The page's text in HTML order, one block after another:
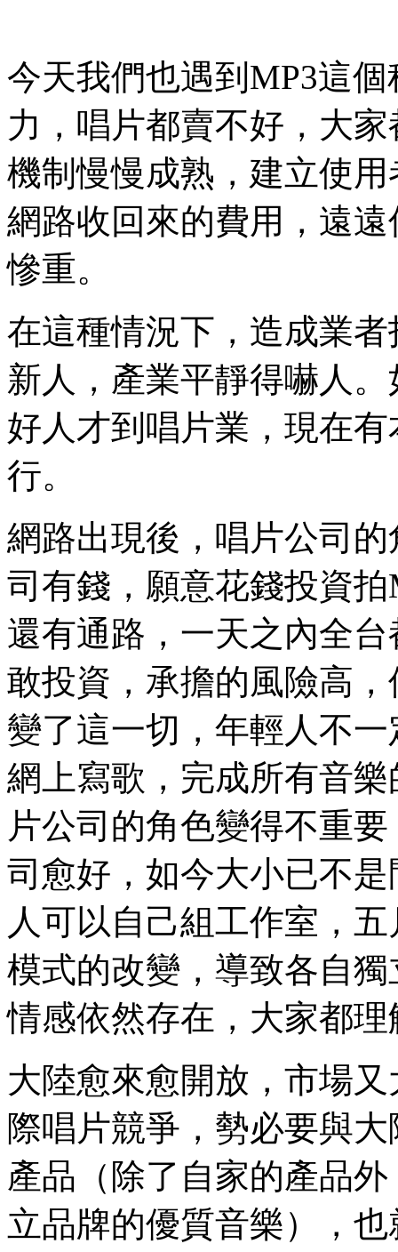
今天我們也遇到MP3這
力，唱片都賣不好，大
機制慢慢成熟，建立使
網路收回來的費用，遠
慘重。
在這種情況下，造成業
新人，產業平靜得嚇人
好人才到唱片業，現在
行。
網路出現後，唱片公司
司有錢，願意花錢投資
還有通路，一天之內全
敢投資，承擔的風險高
變了這一切，年輕人不
網上寫歌，完成所有音
片公司的角色變得不重
司愈好，如今大小已不
人可以自己組工作室，
模式的改變，導致各自
情感依然存在，大家都
大陸愈來愈開放，市場
際唱片競爭，勢必要與
產品（除了自家的產品
立品牌的優質音樂），